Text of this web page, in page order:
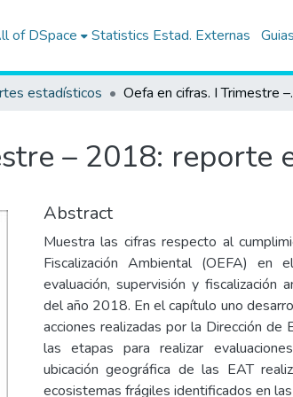
of DSpace Statistics Estad. Externas
estadísticos Oefa en
– 2018: reporte
Abstract
Muestra las cifras respecto al
Fiscalización Ambiental (OEFA)
evaluación, supervisión y
del año 2018. En el capítulo uno
acciones realizadas por la Dirección de
las etapas para realizar
ubicación geográfica de las EAT
ecosistemas frágiles identificados en